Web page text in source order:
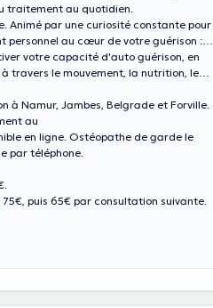
traitement au quotidien.
Animé par une curiosité constante pour
personnel au cœur de votre guérison : «
votre capacité d'auto guérison, en
travers le mouvement, la nutrition, le
à Namur, Jambes, Belgrade et Forville.
au
en ligne. Ostéopathe de garde le
par téléphone.
75€, puis 65€ par consultation suivante.